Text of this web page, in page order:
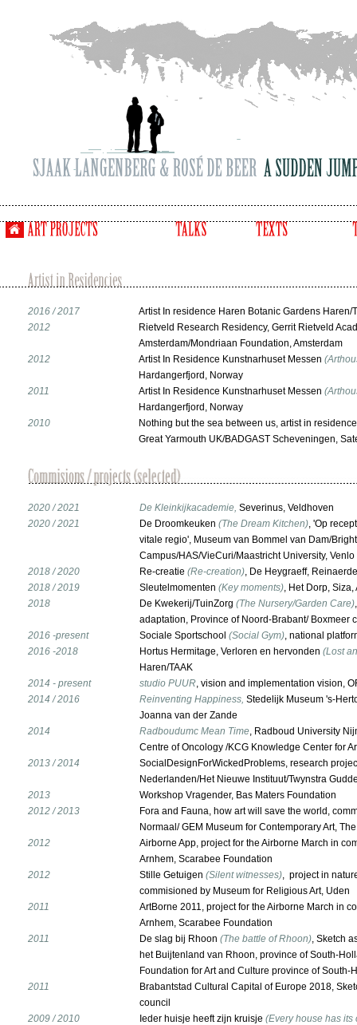
2016 / 2017
Artist In residence Haren Botanic Gardens Haren/
2012
Rietveld Research Residency, Gerrit Rietveld
Amsterdam/Mondriaan Foundation, Amsterdam
2012
Artist In Residence Kunstnarhuset Messen
Hardangerfjord, Norway
2011
Artist In Residence Kunstnarhuset Messen
Hardangerfjord, Norway
2010
Nothing but the sea between us, artist in residence
Great Yarmouth UK/BADGAST Scheveningen,
2020 / 2021 De Kleinkijkacademie, Severinus, Veldhoven
2020 / 2021
De Droomkeuken (The Dream Kitchen), 'Op
vitale regio', Museum van Bommel van Dam/
Campus/HAS/VieCuri/Maastricht University, Venlo
2018 / 2020
Re-creatie (Re-creation), De Heygraeff,
2018 / 2019
Sleutelmomenten (Key moments), Het Dorp, Siza,
2018
De Kwekerij/TuinZorg (The Nursery/Garden Care)
adaptation, Province of Noord-Brabant/ Boxmeer
2016 -present
Sociale Sportschool (Social Gym), national
2016 -2018
Hortus Hermitage, Verloren en hervonden (Lost
Haren/TAAK
2014 - present
studio PUUR, vision and implementation vision,
2014 / 2016
Reinventing Happiness, Stedelijk Museum 's-
Joanna van der Zande
2014
Radboudumc Mean Time, Radboud University
Centre of Oncology /KCG Knowledge Center for
2013 / 2014
SocialDesignForWickedProblems, research
Nederlanden/Het Nieuwe Instituut/Twynstra
2013
Workshop Vragender, Bas Maters Foundation
2012 / 2013
Fora and Fauna, how art will save the world,
Normaal/ GEM Museum for Contemporary Art,
2012
Airborne App, project for the Airborne March in
Arnhem, Scarabee Foundation
2012
Stille Getuigen (Silent witnesses), project in
commisioned by Museum for Religious Art, Uden
2011
ArtBorne 2011, project for the Airborne March in
Arnhem, Scarabee Foundation
2011
De slag bij Rhoon (The battle of Rhoon), Sketch
het Buijtenland van Rhoon, province of South-
Foundation for Art and Culture province of South-
2011
Brabantstad Cultural Capital of Europe 2018,
council
2009 / 2010
Ieder huisje heeft zijn kruisje (Every house has its